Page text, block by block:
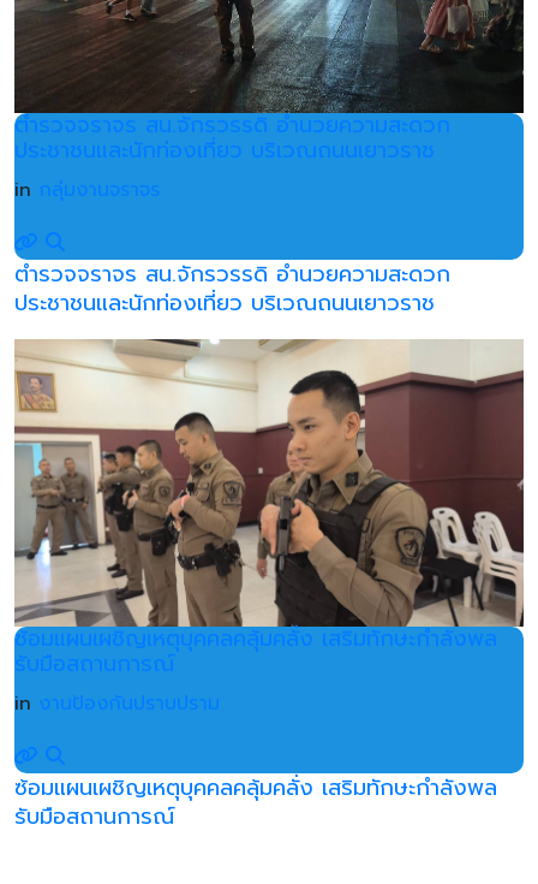
ตำรวจจราจร สน.จักรวรรดิ อำนวยความสะดวก
ประชาชนและนักท่องเที่ยว บริเวณถนนเยาวราช
in กลุ่มงานจราจร
ตำรวจจราจร สน.จักรวรรดิ อำนวยความสะดวก
ประชาชนและนักท่องเที่ยว บริเวณถนนเยาวราช
ซ้อมแผนเผชิญเหตุบุคคลคลุ้มคลั่ง เสริมทักษะกำลังพล
รับมือสถานการณ์
in งานป้องกันปราบปราม
ซ้อมแผนเผชิญเหตุบุคคลคลุ้มคลั่ง เสริมทักษะกำลังพล
รับมือสถานการณ์